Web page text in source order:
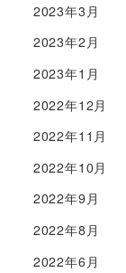
2023年3月
2023年2月
2023年1月
2022年12月
2022年11月
2022年10月
2022年9月
2022年8月
2022年6月